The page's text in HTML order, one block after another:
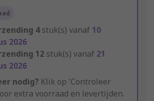
4stuk(s) vanaf 10
2026
12 stuk(s) vanaf 21
2026
nodig? Klik op 'Controleer
extra voorraad en levertijden.